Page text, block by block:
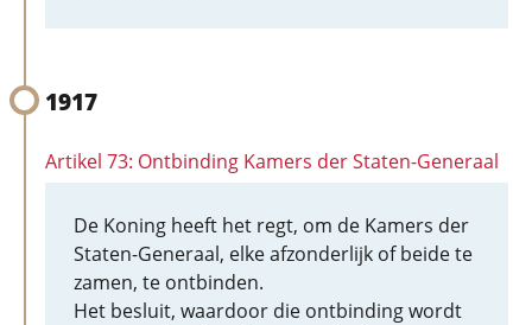
1917
Artikel 73: Ontbinding Kamers der Staten-Generaal
De Koning heeft het regt, om de Kamers der
Staten-Generaal, elke afzonderlijk of beide te
zamen, te ontbinden.
Het besluit, waardoor die ontbinding wordt